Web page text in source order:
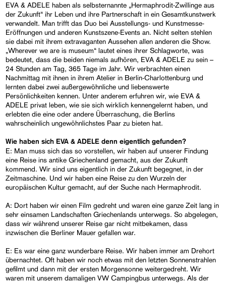
EVA & ADELE haben als selbsternannte „Hermaphrodit-Zwillinge aus
der Zukunft“ ihr Leben und ihre Partnerschaft in ein Gesamtkunstwerk
verwandelt. Man trifft das Duo bei Ausstellungs- und Kunstmesse-
Eröffnungen und anderen Kunstszene-Events an. Nicht selten stehlen
sie dabei mit ihrem extravaganten Aussehen allen anderen die Show.
„Wherever we are is museum“ lautet eines ihrer Schlagworte, was
bedeutet, dass die beiden niemals aufhören, EVA & ADELE zu sein –
24 Stunden am Tag, 365 Tage im Jahr. Wir verbrachten einen
Nachmittag mit ihnen in ihrem Atelier in Berlin-Charlottenburg und
lernten dabei zwei außergewöhnliche und liebenswerte
Persönlichkeiten kennen. Unter anderem erfuhren wir, wie EVA &
ADELE privat leben, wie sie sich wirklich kennengelernt haben, und
erlebten die eine oder andere Überraschung, die Berlins
wahrscheinlich ungewöhnlichstes Paar zu bieten hat.
Wie haben sich EVA & ADELE denn eigentlich gefunden?
E: Man muss sich das so vorstellen, wir haben auf unserer Findung
eine Reise ins antike Griechenland gemacht, aus der Zukunft
kommend. Wir sind uns eigentlich in der Zukunft begegnet, in der
Zeitmaschine. Und wir haben eine Reise zu den Wurzeln der
europäischen Kultur gemacht, auf der Suche nach Hermaphrodit.
A: Dort haben wir einen Film gedreht und waren eine ganze Zeit lang in
sehr einsamen Landschaften Griechenlands unterwegs. So abgelegen,
dass wir während unserer Reise gar nicht mitbekamen, dass
inzwischen die Berliner Mauer gefallen war.
E: Es war eine ganz wunderbare Reise. Wir haben immer am Drehort
übernachtet. Oft haben wir noch etwas mit den letzten Sonnenstrahlen
gefilmt und dann mit der ersten Morgensonne weitergedreht. Wir
waren mit unserem damaligen VW Campingbus unterwegs. Als der